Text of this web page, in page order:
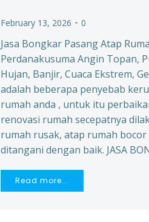
February 13, 2026 - 0
Jasa Bongkar Pasang Atap
Perdanakusuma Angin Topan,
Hujan, Banjir, Cuaca Ekstrem,
adalah beberapa penyebab
rumah anda , untuk itu
renovasi rumah secepatnya
rumah rusak, atap rumah bocor
ditangani dengan baik. JASA
Read more...